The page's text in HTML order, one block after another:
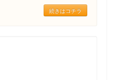
続きはコチラ